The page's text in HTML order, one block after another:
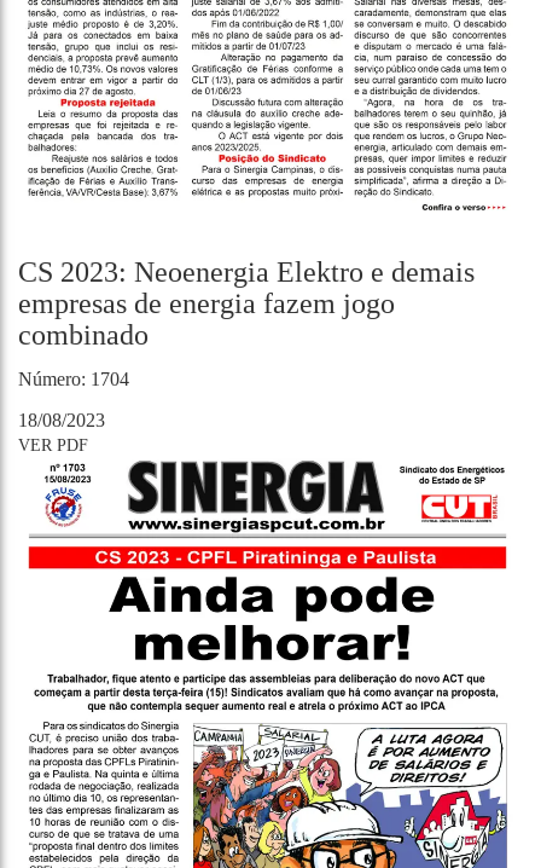
CS 2023: Neoenergia Elektro e demais
empresas de energia fazem jogo
combinado
Número: 1704
18/08/2023
VER PDF